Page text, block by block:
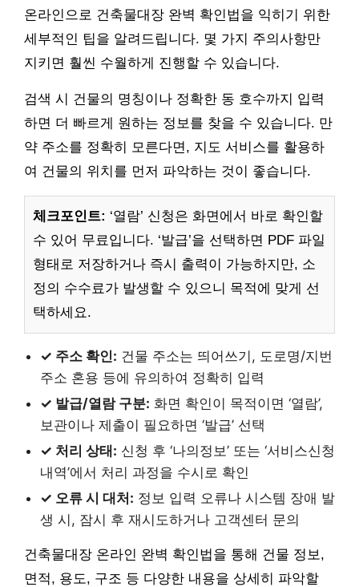
온라인으로 건축물대장 완벽 확인법을 익히기 위한
세부적인 팁을 알려드립니다. 몇 가지 주의사항만
지키면 훨씬 수월하게 진행할 수 있습니다.
검색 시 건물의 명칭이나 정확한 동 호수까지 입력
하면 더 빠르게 원하는 정보를 찾을 수 있습니다. 만
약 주소를 정확히 모른다면, 지도 서비스를 활용하
여 건물의 위치를 먼저 파악하는 것이 좋습니다.
체크포인트: ‘열람’ 신청은 화면에서 바로 확인할
수 있어 무료입니다. ‘발급’을 선택하면 PDF 파일
형태로 저장하거나 즉시 출력이 가능하지만, 소
정의 수수료가 발생할 수 있으니 목적에 맞게 선
택하세요.
✓ 주소 확인: 건물 주소는 띄어쓰기, 도로명/지번
주소 혼용 등에 유의하여 정확히 입력
✓ 발급/열람 구분: 화면 확인이 목적이면 ‘열람’,
보관이나 제출이 필요하면 ‘발급’ 선택
✓ 처리 상태: 신청 후 ‘나의정보’ 또는 ‘서비스신청
내역’에서 처리 과정을 수시로 확인
✓ 오류 시 대처: 정보 입력 오류나 시스템 장애 발
생 시, 잠시 후 재시도하거나 고객센터 문의
건축물대장 온라인 완벽 확인법을 통해 건물 정보,
면적, 용도, 구조 등 다양한 내용을 상세히 파악할